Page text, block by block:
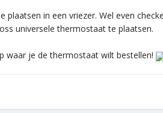
plaatsen in een vriezer. Wel even
universele thermostaat te plaatsen.
waar je de thermostaat wilt bestellen!